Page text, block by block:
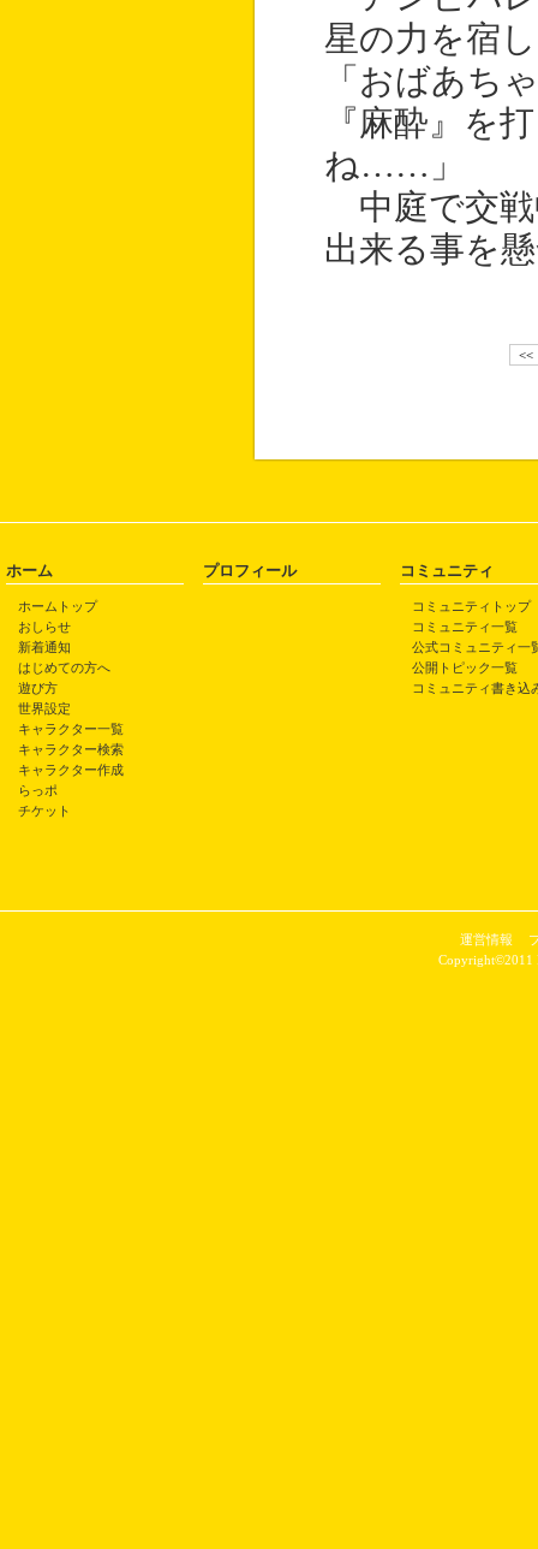
星の力を宿
「おばあち
『麻酔』を
ね……」
中庭で交戦
出来る事を
<<
ホーム
ホームトップ
おしらせ
新着通知
はじめての方へ
遊び方
世界設定
キャラクター一覧
キャラクター検索
キャラクター作成
らっポ
チケット
プロフィール コミュニティ
コミュニティトップ
コミュニティ一覧
公式コミュニティ一
公開トピック一覧
コミュニティ書き込
運営情報
Copyright©2011